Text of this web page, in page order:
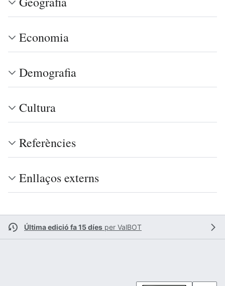
Economia
Demografia
Cultura
Referències
Enllaços externs
Última edició fa 15 díes per ValBOT